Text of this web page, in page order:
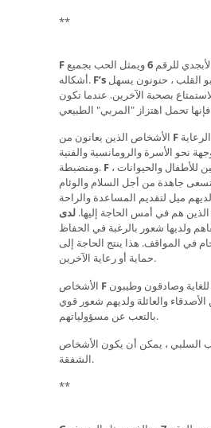
**
F للرقم 6ويمثل الحب بجميع
أشكاله. F’s
F
نحو الأسرة والرومانسية والفنية
ومنضبطة. F
ميل لتقديم المساعدة والراحة
الذين هم في أمس الحاجة إليها.
ولديها شعور بالرغبة في الحفاظ
في المواقف. هذا ينتج الحاجة إلى
حماية أو رعاية الآخرين.
F
والعائلة ولديهم شعور قوي
بالتعب عن مسؤولياتهم.
الشفقة.
**